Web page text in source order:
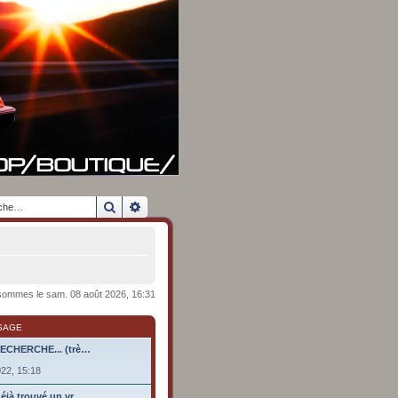
Rechercher
le sam. 08 août 2026, 16:31
(trè…
15:18
trouvé un vr…